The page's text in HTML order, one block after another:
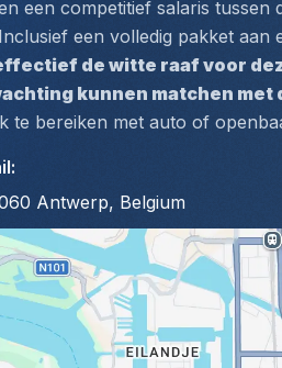
een competitief salaris
een volledig pakket aan
de witte raaf voor
kunnen matchen met
te bereiken met auto of
:
Antwerp, Belgium